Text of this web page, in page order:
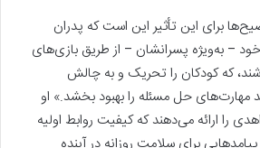
برای این تأثیر این است که پدران
خود – به‌ویژه پسرانشان – از طریق بازی‌های
که کودکان را تحریک و به چالش
حل مسئله را بهبود بخشد.» او
را ارائه می‌دهند که کیفیت روابط اولیه